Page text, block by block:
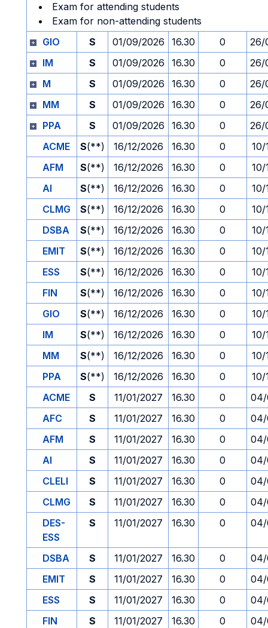
Exam for attending students
Exam for non-attending students
GIO
S 01/09/2026 16.30 0
26/
IM
S 01/09/2026 16.30 0
26/
M
S 01/09/2026 16.30 0
26/
MM
S 01/09/2026 16.30 0
26/
PPA
S 01/09/2026 16.30 0
26/
ACME
S(**) 16/12/2026 16.30 0
10/
AFM
S(**) 16/12/2026 16.30 0
10/
AI
S(**) 16/12/2026 16.30 0
10/
CLMG
S(**) 16/12/2026 16.30 0
10/
DSBA
S(**) 16/12/2026 16.30 0
10/
EMIT
S(**) 16/12/2026 16.30 0
10/
ESS
S(**) 16/12/2026 16.30 0
10/
FIN
S(**) 16/12/2026 16.30 0
10/
GIO
S(**) 16/12/2026 16.30 0
10/
IM
S(**) 16/12/2026 16.30 0
10/
MM
S(**) 16/12/2026 16.30 0
10/
PPA
S(**) 16/12/2026 16.30 0
10/
ACME
S 11/01/2027 16.30 0
04/
AFC
S 11/01/2027 16.30 0
04/
AFM
S 11/01/2027 16.30 0
04/
AI
S 11/01/2027 16.30 0
04/
CLELI
S 11/01/2027 16.30 0
04/
CLMG
S 11/01/2027 16.30 0
04/
DES-
ESS
S 11/01/2027 16.30 0 04/
DSBA S 11/01/2027 16.30 0
04/
EMIT
S 11/01/2027 16.30 0
04/
ESS
S 11/01/2027 16.30 0
04/
FIN
S 11/01/2027 16.30 0
04/